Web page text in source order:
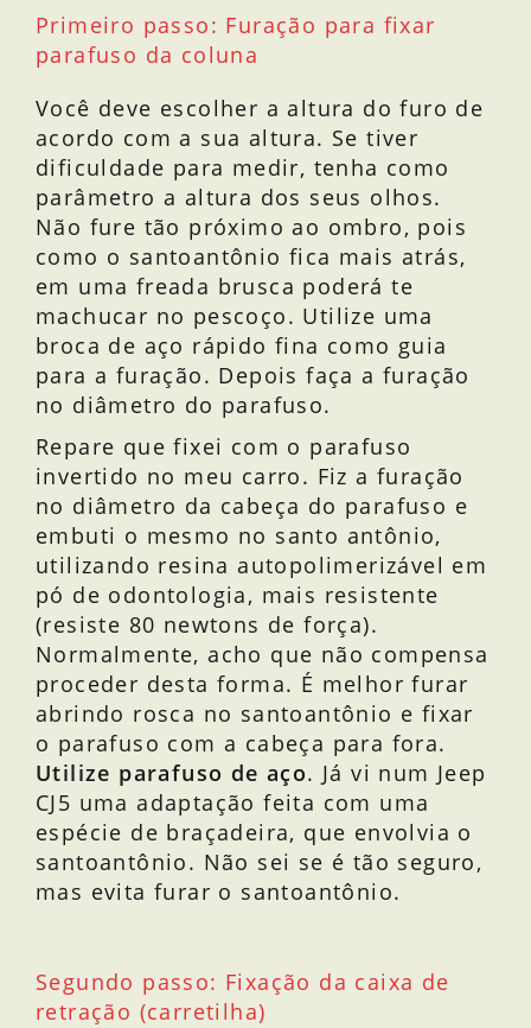
Primeiro passo: Furação para fixar
parafuso da coluna
Você deve escolher a altura do furo de
acordo com a sua altura. Se tiver
dificuldade para medir, tenha como
parâmetro a altura dos seus olhos.
Não fure tão próximo ao ombro, pois
como o santoantônio fica mais atrás,
em uma freada brusca poderá te
machucar no pescoço. Utilize uma
broca de aço rápido fina como guia
para a furação. Depois faça a furação
no diâmetro do parafuso.
Repare que fixei com o parafuso
invertido no meu carro. Fiz a furação
no diâmetro da cabeça do parafuso e
embuti o mesmo no santo antônio,
utilizando resina autopolimerizável em
pó de odontologia, mais resistente
(resiste 80 newtons de força).
Normalmente, acho que não compensa
proceder desta forma. É melhor furar
abrindo rosca no santoantônio e fixar
o parafuso com a cabeça para fora.
Utilize parafuso de aço. Já vi num Jeep
CJ5 uma adaptação feita com uma
espécie de braçadeira, que envolvia o
santoantônio. Não sei se é tão seguro,
mas evita furar o santoantônio.
santoantônio.
Segundo passo: Fixação da caixa de
retração (carretilha)